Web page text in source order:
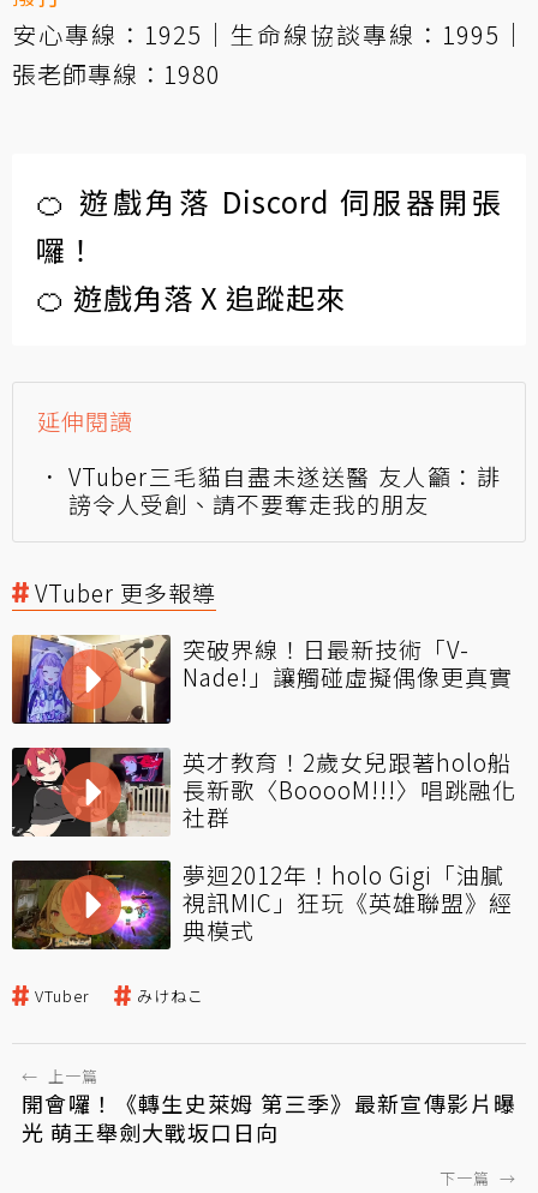
安心專線：1925｜生命線協談專線：1995｜
張老師專線：1980
🍊 遊戲角落 Discord 伺服器開張
囉！
🍊 遊戲角落 X 追蹤起來
延伸閱讀
VTuber三毛貓自盡未遂送醫 友人籲：誹
謗令人受創、請不要奪走我的朋友
VTuber 更多報導
突破界線！日最新技術「V-
Nade!」讓觸碰虛擬偶像更真實
英才教育！2歲女兒跟著holo船
長新歌〈BooooM!!!〉唱跳融化
社群
夢迴2012年！holo Gigi「油膩
視訊MIC」狂玩《英雄聯盟》經
典模式
VTuber みけねこ
← 上一篇
開會囉！《轉生史萊姆 第三季》最新宣傳影片曝
光 萌王舉劍大戰坂口日向
下一篇 →